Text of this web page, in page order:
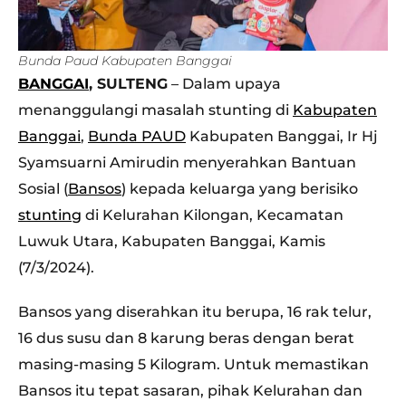
Bunda Paud Kabupaten Banggai
BANGGAI, SULTENG – Dalam upaya
menanggulangi masalah stunting di Kabupaten
Banggai, Bunda PAUD Kabupaten Banggai, Ir Hj
Syamsuarni Amirudin menyerahkan Bantuan
Sosial (Bansos) kepada keluarga yang berisiko
stunting di Kelurahan Kilongan, Kecamatan
Luwuk Utara, Kabupaten Banggai, Kamis
(7/3/2024).
Bansos yang diserahkan itu berupa, 16 rak telur,
16 dus susu dan 8 karung beras dengan berat
masing-masing 5 Kilogram. Untuk memastikan
Bansos itu tepat sasaran, pihak Kelurahan dan